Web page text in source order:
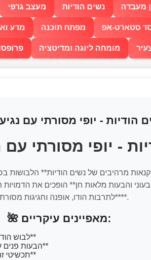
מעצב גרפי נשים הודיות מעבדה
מדע מפתח תוכנה סטארט-אפ
מומחה ליוגה ומדיטציה
מרהיבים של נשים הודיות** הלבושות
והבעות מלאות חן** הופכים את הדמויות
**לתרבות הודו, אופנה וחגיגות מסורתיות**.
🌺 מאפיינים עיקריים:
**לבוש הודי מסורתי עם רקמות מרהיבות**
**הבעות פנים עדינות, מלאות משמעות וקסם**
**תכשיטי זהב וסמלים תרבותיים ייחודיים**